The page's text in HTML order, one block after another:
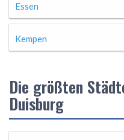
Essen
Kempen
Die größten
Duisburg